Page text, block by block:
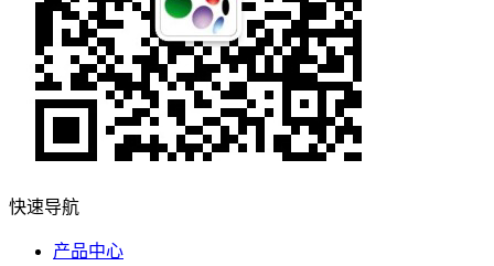
快速导航
产品中心